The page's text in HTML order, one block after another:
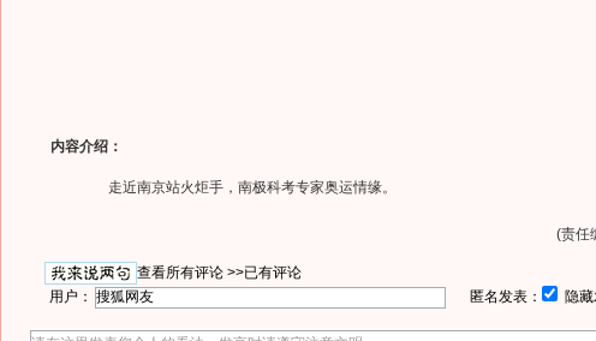
内容介绍：
走近南京站火炬手，南极科考专家奥运情缘。
(责任
查看所有评论 >>已有评论
用户：
匿名发表： 隐藏